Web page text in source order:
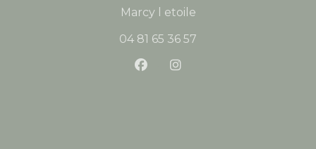
Marcy l etoile((新しいウィンドウで
04 81 65 36 57
Facebook ((新しいウィンド
Instagram ((新しいウィ